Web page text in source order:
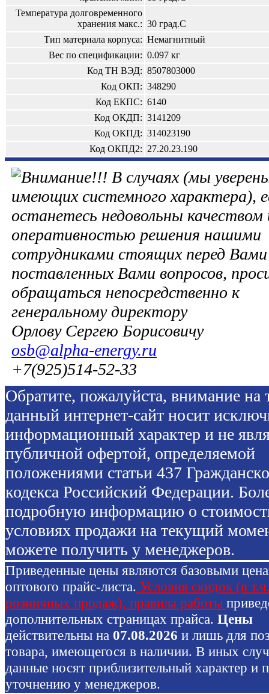
Температура долговременного
хранения макс.: 30 град.С
Тип материала корпуса: Немагнитный
Вес по спецификации: 0.097 кг
Код ТН ВЭД: 8507803000
Код ОКП: 348290
Код ЕКПС: 6140
Код ОКДП: 3141209
Код ОКПД: 314023190
Код ОКПД2: 27.20.23.190
В случаях (мы
имеющих системного характера),
останетесь недовольны качеством
оперативностью решения нашими
сотрудниками стоящих перед Вами
поставленных Вами вопросов,
обращаться непосредственно к
генеральному директору
Орлову Сергею Борисовичу
osb@alpha-energy.ru
+7(925)514-52-33
Обратите, пожалуйста, внимание на
данный интернет-сайт носит
информационный характер и не
публичной офертой, определяемой
положениями статьи 437
кодекса Российский Федерации.
подробную информацию о
условиях продажи на текущий
можете получить у менеджеров.
Приведенные цены являются базовыми
оптового прайс-листа. Условия скидок (в
розничных продаж), правила работы
дополнительных страницах прайса. Цены
действительны на 07.08.2026 и лишь для
товара, имеющегося в наличии. В иных
данные носят приблизительный характер и
уточнению у менеджеров.